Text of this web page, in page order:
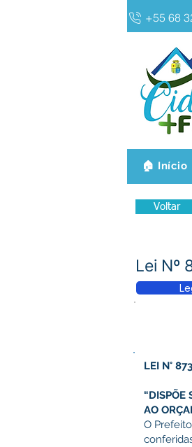
+55 68
🏠 Início
Voltar
Lei Nº
LEI N°
“DISPÕE
AO
O